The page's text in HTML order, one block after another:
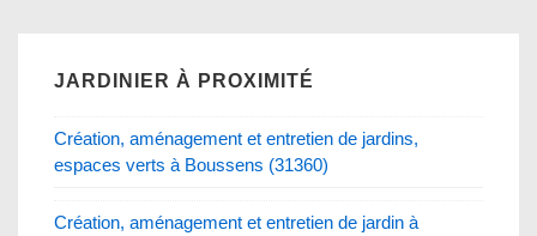
JARDINIER À PROXIMITÉ
Création, aménagement et entretien de jardins,
espaces verts à Boussens (31360)
Création, aménagement et entretien de jardin à